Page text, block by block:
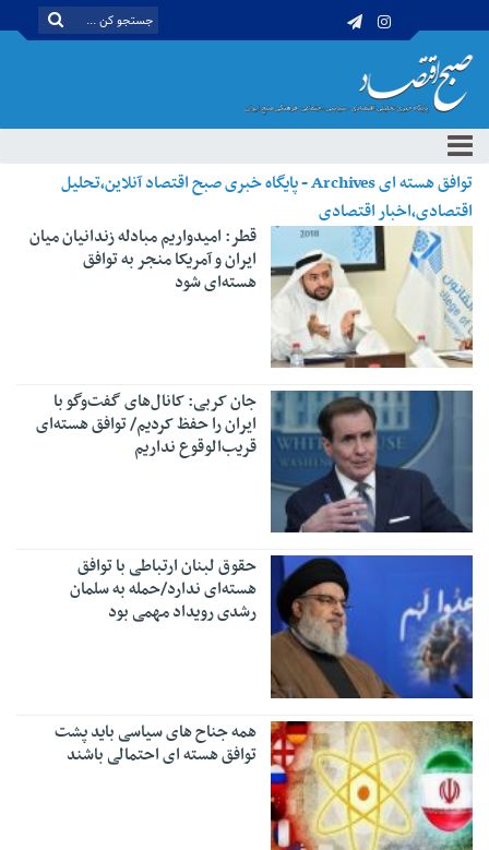
توافق هسته ای Archives - پایگاه خبری صبح اقتصاد آنلاین،تحلیل
اقتصادی،اخبار اقتصادی
قطر: امیدواریم مبادله زندانیان میان
ایران و آمریکا منجر به توافق
هسته‌ای شود
جان کربی: کانال‌های گفت‌وگو با
ایران را حفظ کردیم/ توافق هسته‌ای
قریب‌الوقوع نداریم
حقوق لبنان ارتباطی با توافق
هسته‌ای ندارد/حمله به سلمان
رشدی رویداد مهمی بود
همه جناح های سیاسی باید پشت
توافق هسته ای احتمالی باشند